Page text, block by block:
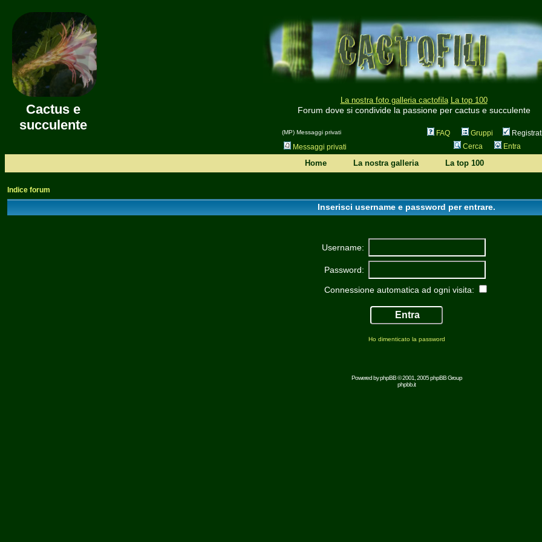
Cactus e
succulente
La nostra foto galleria cactofila La top 100
Forum dove si condivide la passione per cactus e succulente
(MP) Messaggi privati FAQ Gruppi
Messaggi privati
Cerca Entra
Home La nostra galleria La top 100
Indice forum
Inserisci username e password per entrare.
Username:
Password:
Connessione automatica ad ogni visita:
Ho dimenticato la password
Powered byphpBB© 2001, 2005 phpBB Group
phpbb.it